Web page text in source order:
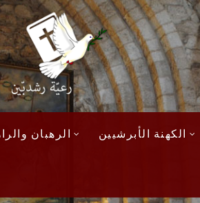
الرهبان الكهنة الأبرشيين